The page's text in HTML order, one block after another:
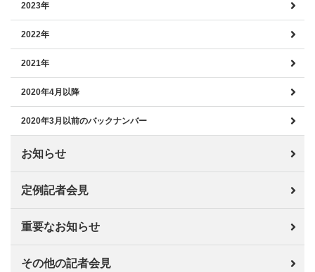
2023年
2022年
2021年
2020年4月以降
2020年3月以前のバックナンバー
お知らせ
定例記者会見
重要なお知らせ
その他の記者会見